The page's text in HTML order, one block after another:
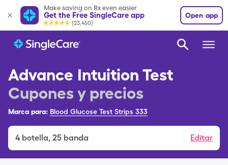
Make saving on Rx even easier
Get the Free SingleCare app
(23,450)
Open app
Advance Intuition Test
Cupones y precios
Marca para: Blood Glucose Test Strips 333
4 botella, 25 banda Editar